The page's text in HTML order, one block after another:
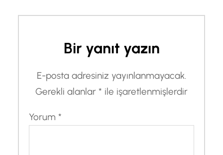
Bir yanıt yazın
E-posta adresiniz yayınlanmayacak.
Gerekli alanlar * ile işaretlenmişlerdir
Yorum *